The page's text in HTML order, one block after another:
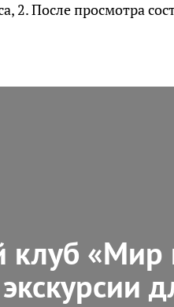
2. После просмотра
клуб «Мир